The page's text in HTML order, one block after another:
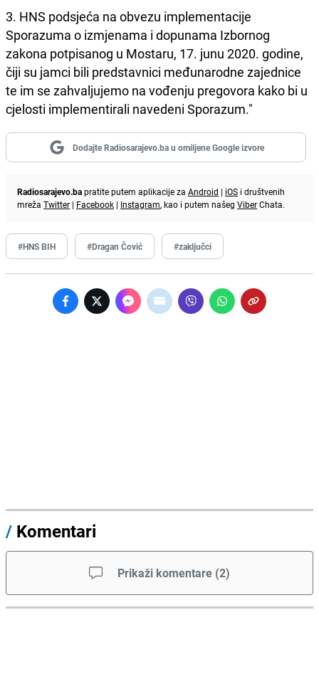
3. HNS podsjeća na obvezu implementacije
Sporazuma o izmjenama i dopunama Izbornog
zakona potpisanog u Mostaru, 17. junu 2020. godine,
čiji su jamci bili predstavnici međunarodne zajednice
te im se zahvaljujemo na vođenju pregovora kako bi u
cjelosti implementirali navedeni Sporazum."
Dodajte Radiosarajevo.ba u omiljene Google izvore
Radiosarajevo.bapratite putem aplikacije za Android | iOS i društvenih
mreža Twitter | Facebook | Instagram, kao i putem našeg ViberChata.
#HNS BIH #Dragan Čović #zaključci
/ Komentari
Prikaži komentare (2)